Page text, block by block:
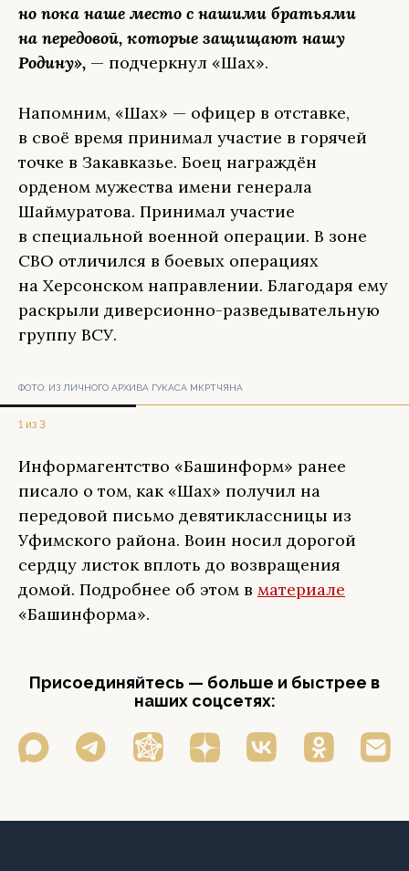
но пока наше место с нашими братьями
на передовой, которые защищают нашу
Родину», — подчеркнул «Шах».
Напомним, «Шах» — офицер в отставке,
в своё время принимал участие в горячей
точке в Закавказье. Боец награждён
орденом мужества имени генерала
Шаймуратова. Принимал участие
в специальной военной операции. В зоне
СВО отличился в боевых операциях
на Херсонском направлении. Благодаря ему
раскрыли диверсионно-разведывательную
группу ВСУ.
ФОТО: ИЗ ЛИЧНОГО АРХИВА ГУКАСА МКРТЧЯНА
1 из 3
Информагентство «Башинформ» ранее
писало о том, как «Шах» получил на
передовой письмо девятиклассницы из
Уфимского района. Воин носил дорогой
сердцу листок вплоть до возвращения
домой. Подробнее об этом в материале
«Башинформа».
Присоединяйтесь — больше и быстрее в
наших соцсетях: